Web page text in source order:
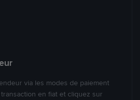
via les modes de paiement
en fiat et cliquez sur